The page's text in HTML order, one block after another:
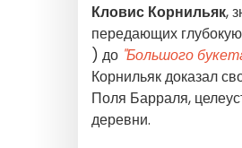
Кловис Корнильяк,
передающих
) до "Большого
Корнильяк доказал
Поля Барраля,
деревни.